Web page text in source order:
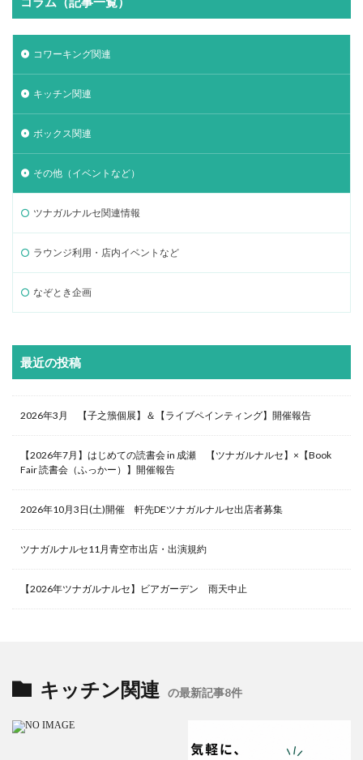
コワーキング関連
キッチン関連
ボックス関連
その他（イベントなど）
ツナガルナルセ関連情報
ラウンジ利用・店内イベントなど
なぞとき企画
最近の投稿
2026年3月 【子之籏個展】＆【ライブペインティング】開催報告
【2026年7月】はじめての読書会 in 成瀬 【ツナガルナルセ】×【Book
Fair 読書会（ふっかー）】開催報告
2026年10月3日(土)開催 軒先DEツナガルナルセ出店者募集
ツナガルナルセ11月青空市出店・出演規約
【2026年ツナガルナルセ】ビアガーデン 雨天中止
キッチン関連 の最新記事8件